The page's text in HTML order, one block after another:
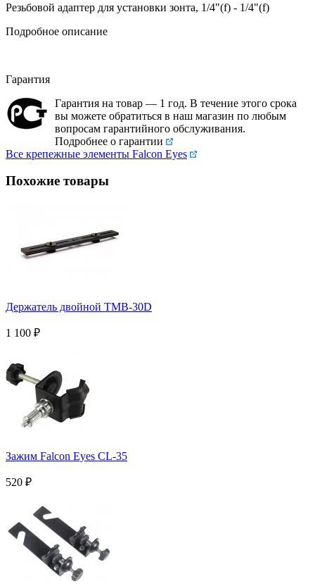
Резьбовой адаптер для установки зонта, 1/4"(f) - 1/4"(f)
Подробное описание
Гарантия
Гарантия на товар — 1 год. В течение этого срока
вы можете обратиться в наш магазин по любым
вопросам гарантийного обслуживания.
Подробнее о гарантии
Все крепежные элементы Falcon Eyes
Похожие товары
Держатель двойной TMB-30D
1 100 ₽
Зажим Falcon Eyes CL-35
520 ₽